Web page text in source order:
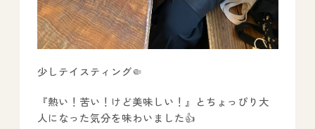
少しテイスティング🤏
『熱い！苦い！けど美味しい！』とちょっぴり大
人になった気分を味わいました👍